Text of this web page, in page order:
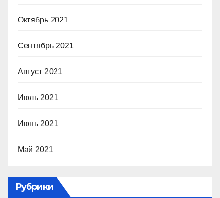
Октябрь 2021
Сентябрь 2021
Август 2021
Июль 2021
Июнь 2021
Май 2021
Рубрики